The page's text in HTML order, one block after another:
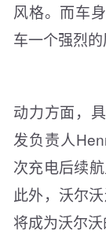
风格。而车
车一个强烈的
动力方面，
发负责人
次充电后续
此外，沃尔
将成为沃尔沃